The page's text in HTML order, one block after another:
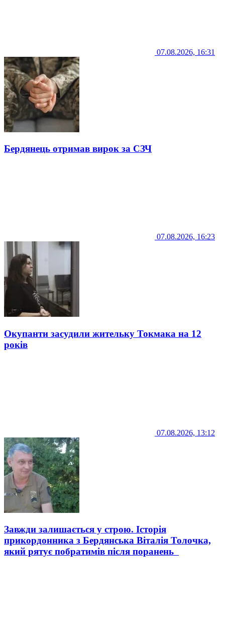
07.08.2026, 16:31
Бердянець отримав вирок за СЗЧ
07.08.2026, 16:23
Окупанти засудили жительку Токмака на 12
років
07.08.2026, 13:12
Завжди залишається у строю. Історія
прикордонника з Бердянська Віталія Толочка,
який рятує побратимів після поранень